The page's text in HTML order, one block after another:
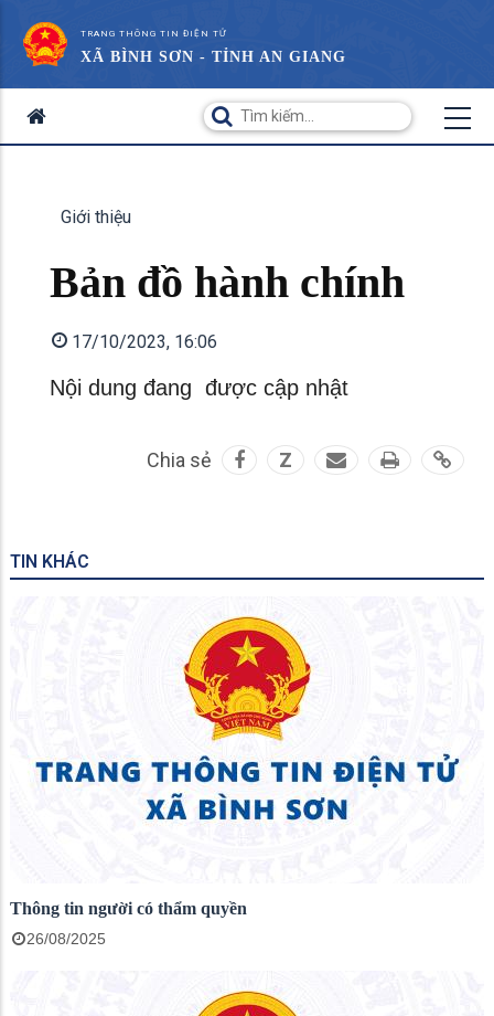
TRANG THÔNG TIN ĐIỆN TỬ
XÃ BÌNH SƠN - TỈNH AN GIANG
Giới thiệu
Bản đồ hành chính
17/10/2023, 16:06
Nội dung đang được cập nhật
Chia sẻ Z
TIN KHÁC
Thông tin người có thẩm quyền
26/08/2025